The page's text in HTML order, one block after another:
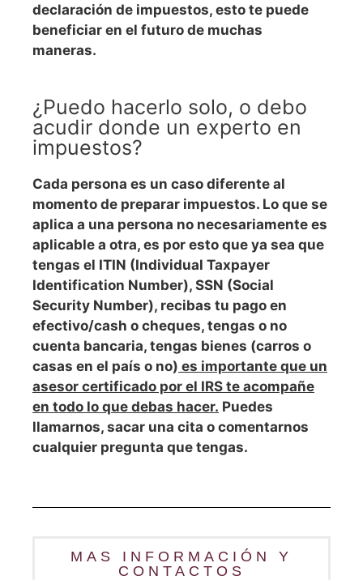
declaración de impuestos, esto te puede
beneficiar en el futuro de muchas
maneras.
¿Puedo hacerlo solo, o debo
acudir donde un experto en
impuestos?
Cada persona es un caso diferente al
momento de preparar impuestos. Lo que se
aplica a una persona no necesariamente es
aplicable a otra, es por esto que ya sea que
tengas el ITIN (Individual Taxpayer
Identification Number), SSN (Social
Security Number), recibas tu pago en
efectivo/cash o cheques, tengas o no
cuenta bancaria, tengas bienes (carros o
casas en el país o no) es importante que un
asesor certificado por el IRS te acompañe
en todo lo que debas hacer. Puedes
llamarnos, sacar una cita o comentarnos
cualquier pregunta que tengas.
MAS INFORMACIÓN Y
CONTACTOS